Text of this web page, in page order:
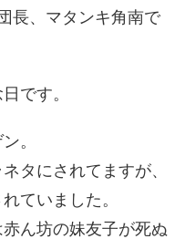
長、マタンキ角南で
です。
。
タにされてますが、
ていました。
ん坊の妹友子が死ぬ